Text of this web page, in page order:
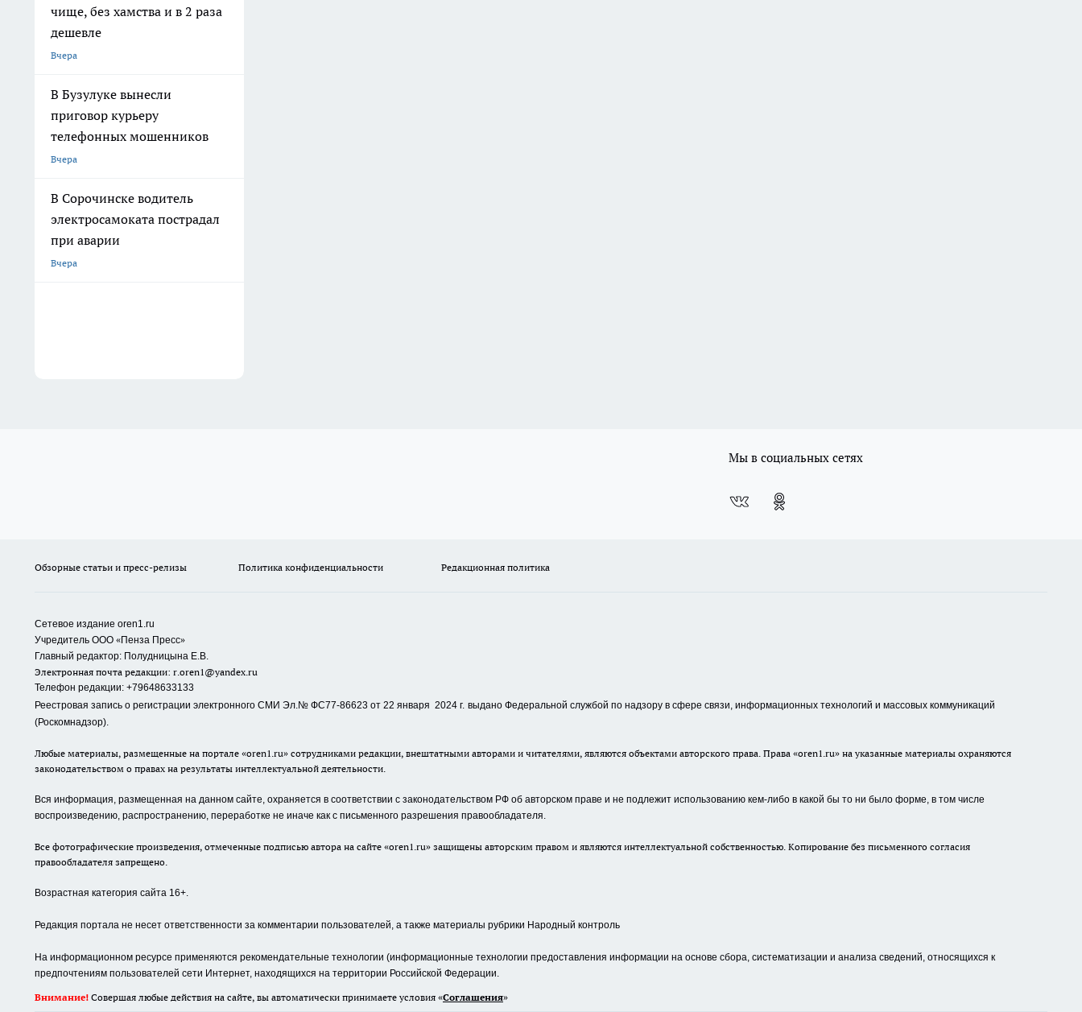
чище, без хамства и в 2 раза
дешевле
Вчера
В Бузулуке вынесли
приговор курьеру
телефонных мошенников
Вчера
В Сорочинске водитель
электросамоката пострадал
при аварии
Вчера
Мы в социальных сетях
Обзорные статьи и пресс-релизы Политика конфиденциальности Редакционная политика
Сетевое издание oren1.ru
Учредитель ООО «Пенза Пресс»
Главный редактор: Полудницына Е.В.
Электронная почта редакции: r.oren1@yandex.ru
Телефон редакции: +79648633133
Реестровая запись о регистрации электронного СМИ Эл.№ ФС77-86623 от 22 января 2024 г. выдано Федеральной службой по надзору в сфере связи, информационных технологий и массовых коммуникаций
(Роскомнадзор).
Любые материалы, размещенные на портале «oren1.ru» сотрудниками редакции, внештатными авторами и читателями, являются объектами авторского права. Права «oren1.ru» на указанные материалы охраняются
законодательством о правах на результаты интеллектуальной деятельности.
Вся информация, размещенная на данном сайте, охраняется в соответствии с законодательством РФ об авторском праве и не подлежит использованию кем-либо в какой бы то ни было форме, в том числе
воспроизведению, распространению, переработке не иначе как с письменного разрешения правообладателя.
Все фотографические произведения, отмеченные подписью автора на сайте «oren1.ru» защищены авторским правом и являются интеллектуальной собственностью. Копирование без письменного согласия
правообладателя запрещено.
Возрастная категория сайта 16+.
Редакция портала не несет ответственности за комментарии пользователей, а также материалы рубрики Народный контроль
На информационном ресурсе применяются рекомендательные технологии (информационные технологии предоставления информации на основе сбора, систематизации и анализа сведений, относящихся к
предпочтениям пользователей сети Интернет, находящихся на территории Российской Федерации.
Внимание! Совершая любые действия на сайте, вы автоматически принимаете условия «Cоглашения»